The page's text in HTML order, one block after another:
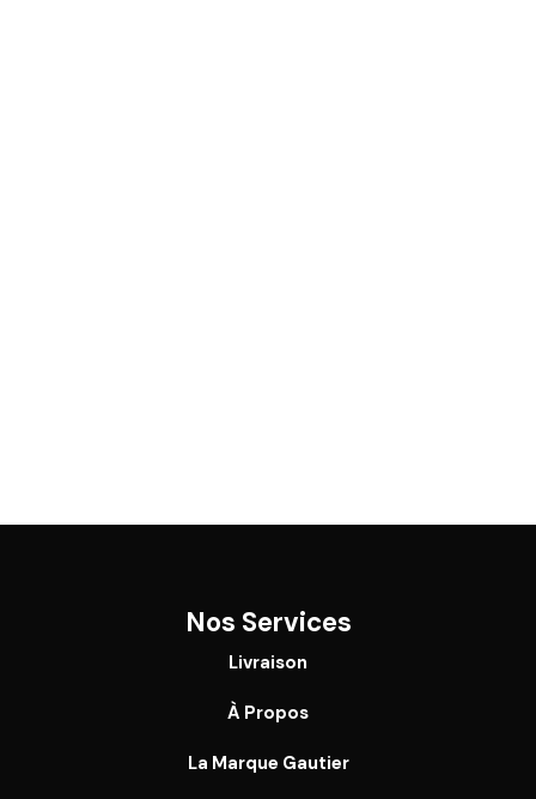
Nos Services
Livraison
À Propos
La Marque Gautier